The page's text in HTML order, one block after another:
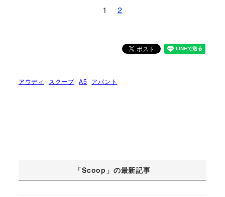
1 2
アウディ スクープ A5 アバント
「Scoop」の最新記事